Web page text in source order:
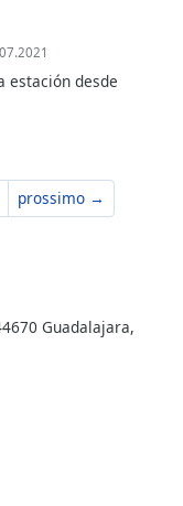
estación desde
prossimo →
Guadalajara,